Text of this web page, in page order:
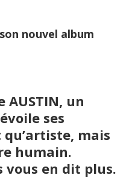
nouvel album
AUSTIN, un
ses
mais
humain.
vous en dit plus.